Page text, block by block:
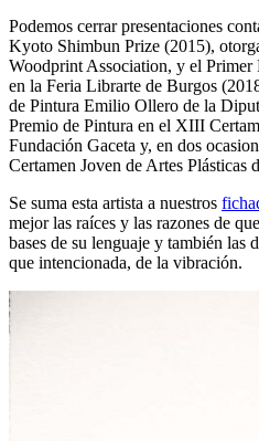
Podemos cerrar presentaciones
Kyoto Shimbun Prize (2015),
Woodprint Association, y el
en la Feria Librarte de Burgos
de Pintura Emilio Ollero de la
Premio de Pintura en el XIII
Fundación Gaceta y, en dos
Certamen Joven de Artes Plásticas
Se suma esta artista a nuestros
mejor las raíces y las razones de
bases de su lenguaje y también las
que intencionada, de la vibración.